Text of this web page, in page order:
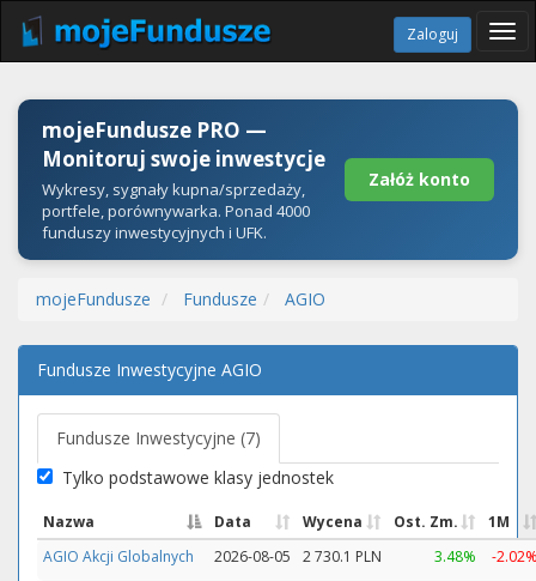
Zaloguj
mojeFundusze PRO —
Monitoruj swoje inwestycje
Wykresy, sygnały kupna/sprzedaży,
portfele, porównywarka. Ponad 4000
funduszy inwestycyjnych i UFK.
Załóż konto
mojeFundusze Fundusze AGIO
Fundusze Inwestycyjne AGIO
Fundusze Inwestycyjne (7)
Tylko podstawowe klasy jednostek
Nazwa Data Wycena Ost. Zm.
1M
AGIO Akcji Globalnych
2026-08-05 2 730.1 PLN 3.48% -